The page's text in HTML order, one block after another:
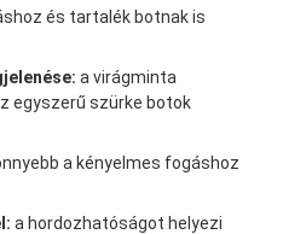
és tartalék botnak is
a virágminta
egyszerű szürke botok
a kényelmes fogáshoz
a hordozhatóságot helyezi